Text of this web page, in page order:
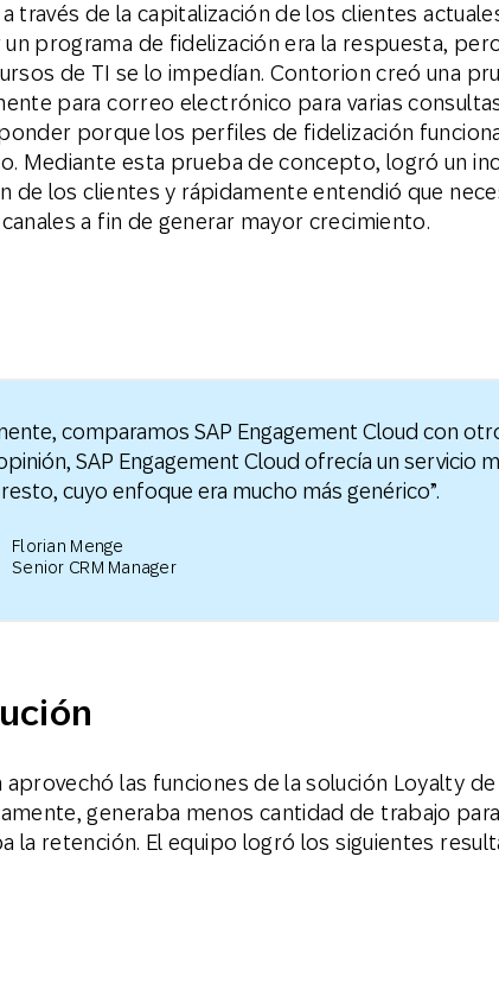
través de la capitalización de los clientes
programa de fidelización era la respuesta,
de TI se lo impedían. Contorion creó una
para correo electrónico para varias
porque los perfiles de fidelización
Mediante esta prueba de concepto, logró un
de los clientes y rápidamente entendió que
a fin de generar mayor crecimiento.
comparamos SAP Engagement Cloud con
SAP Engagement Cloud ofrecía un servicio
cuyo enfoque era mucho más genérico”.
Florian Menge
Senior CRM Manager
las funciones de la solución Loyalty de
generaba menos cantidad de trabajo
la retención. El equipo logró los siguientes